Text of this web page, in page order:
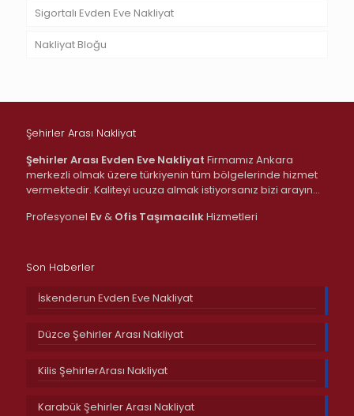
Sigortalı Evden Eve Nakliyat
Nakliyat Bloğu
Şehirler Arası Nakliyat
Şehirler Arası Evden Eve Nakliyat Firmamız Ankara
merkezli olmak üzere türkiyenin tüm bölgelerinde hizmet
vermektedir. Kaliteyi ucuza almak istiyorsanız bizi arayın…
Profesyonel Ev& Ofis TaşımacılıkHizmetleri
Son Haberler
İskenderun Evden Eve Nakliyat
Düzce Şehirler Arası Nakliyat
Kilis ŞehirlerArası Nakliyat
Karabük Şehirler Arası Nakliyat